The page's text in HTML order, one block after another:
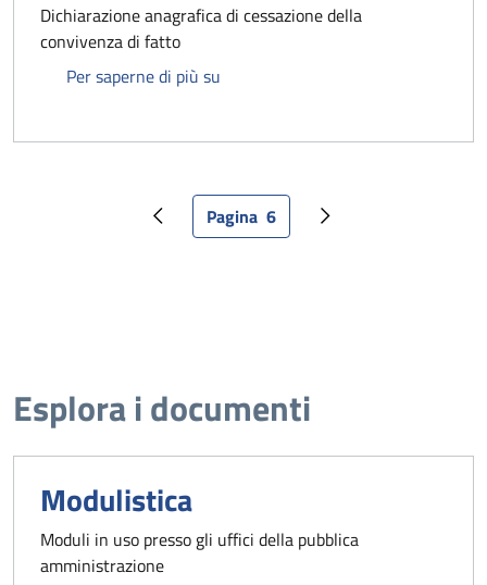
Dichiarazione anagrafica di cessazione della
convivenza di fatto
Per saperne di più su
Pagina precedente
Pagina attuale
Pagina 6 Pagina successiva
Esplora i documenti
Modulistica
Moduli in uso presso gli uffici della pubblica
amministrazione